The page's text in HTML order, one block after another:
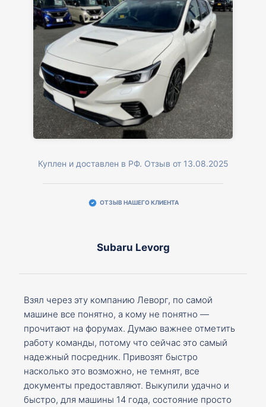
Куплен и доставлен в РФ. Отзыв от 13.08.2025
ОТЗЫВ НАШЕГО КЛИЕНТА
Subaru Levorg
Взял через эту компанию Леворг, по самой
машине все понятно, а кому не понятно —
прочитают на форумах. Думаю важнее отметить
работу команды, потому что сейчас это самый
надежный посредник. Привозят быстро
насколько это возможно, не темнят, все
документы предоставляют. Выкупили удачно и
быстро, для машины 14 года, состояние просто